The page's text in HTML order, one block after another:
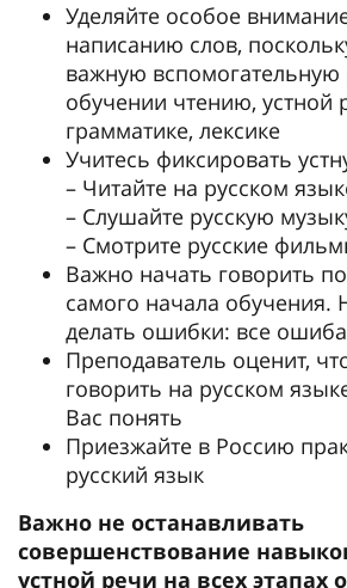
Уделяйте особое
написанию слов,
важную вспомогательную
обучении чтению, устной
грамматике, лексике
Учитесь фиксировать
– Читайте на русском
– Слушайте русскую
– Смотрите русские
Важно начать говорить
самого начала обучения.
делать ошибки: все
Преподаватель оценит,
говорить на русском
Вас понять
Приезжайте в Россию
русский язык
Важно не останавливать
совершенствование
устной речи на всех этапах